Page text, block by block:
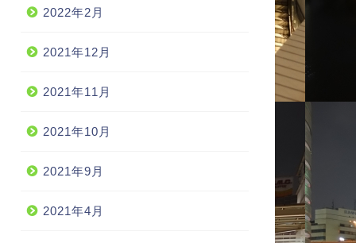
2022年2月
2021年12月
2021年11月
2021年10月
2021年9月
2021年4月